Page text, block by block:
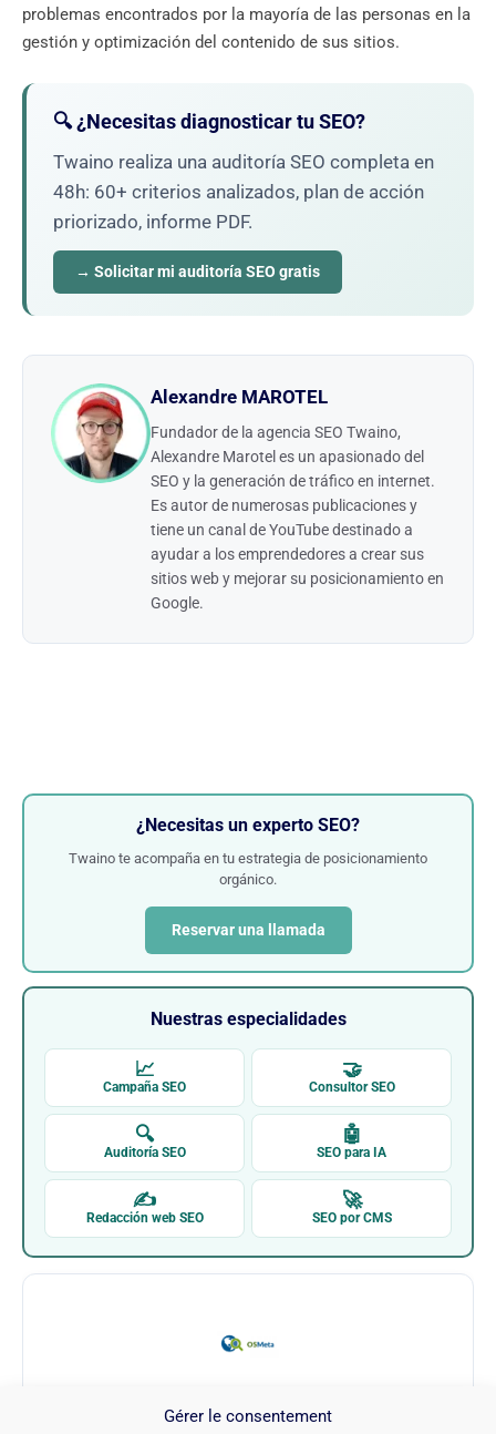
Gérer le consentement
problemas encontrados por la mayoría de las personas en la
gestión y optimización del contenido de sus sitios.
🔍 ¿Necesitas diagnosticar tu SEO?
Twaino realiza una auditoría SEO completa en
48h: 60+ criterios analizados, plan de acción
priorizado, informe PDF.
→ Solicitar mi auditoría SEO gratis
Alexandre MAROTEL
Fundador de la agencia SEO Twaino,
Alexandre Marotel es un apasionado del
SEO y la generación de tráfico en internet.
Es autor de numerosas publicaciones y
tiene un canal de YouTube destinado a
ayudar a los emprendedores a crear sus
sitios web y mejorar su posicionamiento en
Google.
¿Necesitas un experto SEO?
Twaino te acompaña en tu estrategia de posicionamiento
orgánico.
Reservar una llamada
Nuestras especialidades
📈
Campaña SEO
🤝
Consultor SEO
🔍
Auditoría SEO
🤖
SEO para IA
✍
Redacción web SEO
🚀
SEO por CMS
Joomla Extension